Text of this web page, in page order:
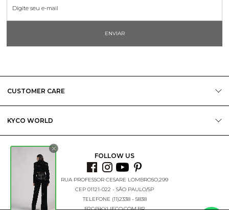
ENVIAR
CUSTOMER CARE
KYCO WORLD
RUA PROFESSOR CESARE LOMBROSO,299
CEP 01121-022 - SÃO PAULO/SP
TELEFONE (11)2338 - 5838
FOLLOW US